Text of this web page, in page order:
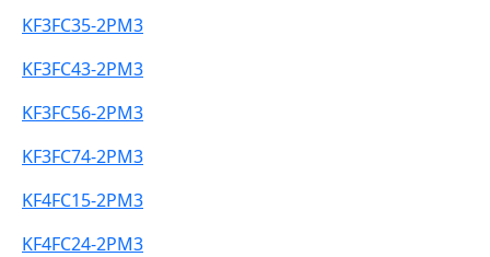
KF3FC35-2PM3
KF3FC43-2PM3
KF3FC56-2PM3
KF3FC74-2PM3
KF4FC15-2PM3
KF4FC24-2PM3